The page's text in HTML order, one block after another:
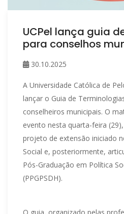
UCPel lança guia
para conselhos
30.10.2025
A Universidade Católica de
lançar o Guia de
conselheiros municipais. O
evento nesta quarta-feira
projeto de extensão iniciado
Social e, posteriormente,
Pós-Graduação em Política
(PPGPSDH).